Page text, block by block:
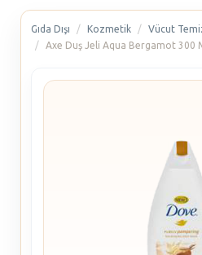
Gıda Dışı Kozmetik Vücut
Axe Duş Jeli Aqua Bergamot 300